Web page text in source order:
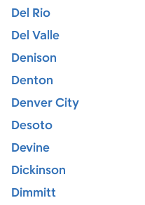
Del Rio
Del Valle
Denison
Denton
Denver City
Desoto
Devine
Dickinson
Dimmitt